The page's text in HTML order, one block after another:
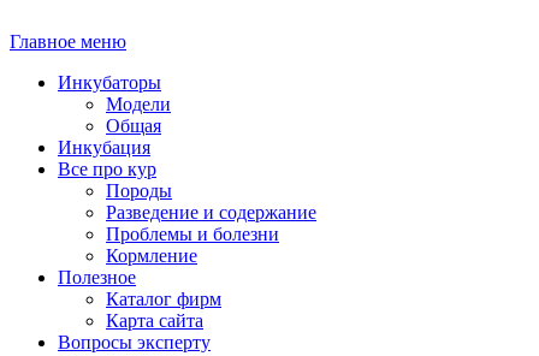
Главное меню
Инкубаторы
Модели
Общая
Инкубация
Все про кур
Породы
Разведение и содержание
Проблемы и болезни
Кормление
Полезное
Каталог фирм
Карта сайта
Вопросы эксперту